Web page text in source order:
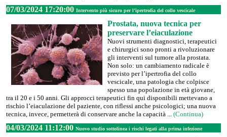
07/03/2024 17:20:00 Intervento più sicuro per l’ipertrofia del collo vescicale
Prostata, nuova tecnica per
preservare l’eiaculazione
Nuovi strumenti diagnostici, terapeutici
e chirurgici sono pronti a rivoluzionare
gli interventi sul tumore alla prostata.
Non solo: un cambiamento radicale è
previsto per l’ipertrofia del collo
vescicale, una patologia che colpisce
spesso una popolazione in età giovane,
tra il 20 e i 50 anni. Gli approcci terapeutici fin qui disponibili mettevano a
rischio l’eiaculazione del paziente, con riflessi anche psicologici; una nuova
tecnica, invece, permetterà di conservare anche la capacità ... (Continua)
04/03/2024 11:12:00 Nuovo studio sottolinea i rischi legati alla prima infezione